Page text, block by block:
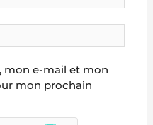
mon e-mail et mon
mon prochain